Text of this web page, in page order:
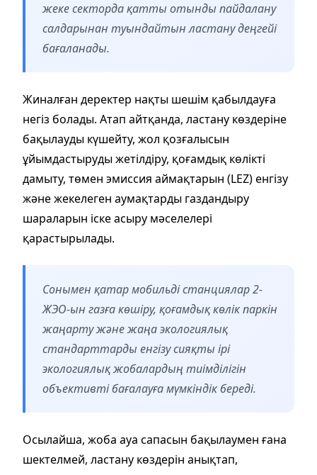
жеке секторда қатты отынды пайдалану
салдарынан туындайтын ластану деңгейі
бағаланады.
Жиналған деректер нақты шешім қабылдауға
негіз болады. Атап айтқанда, ластану көздеріне
бақылауды күшейту, жол қозғалысын
ұйымдастыруды жетілдіру, қоғамдық көлікті
дамыту, төмен эмиссия аймақтарын (LEZ) енгізу
және жекелеген аумақтарды газдандыру
шараларын іске асыру мәселелері
қарастырылады.
Сонымен қатар мобильді станциялар 2-
ЖЭО-ын газға көшіру, қоғамдық көлік паркін
жаңарту және жаңа экологиялық
стандарттарды енгізу сияқты ірі
экологиялық жобалардың тиімділігін
объективті бағалауға мүмкіндік береді.
Осылайша, жоба ауа сапасын бақылаумен ғана
шектелмей, ластану көздерін анықтап,